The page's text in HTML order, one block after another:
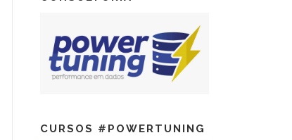
CURSOS #POWERTUNING